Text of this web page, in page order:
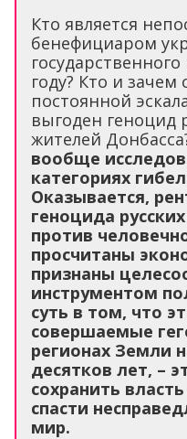
Кто является
бенефициаром
году? Кто и зачем
постоянной
выгоден геноцид
жителей
вообще
категориях
Оказывается,
геноцида
против
просчитаны
признаны
инструментом
суть в том, что
совершаемые
регионах Земли
десятков лет, –
сохранить
спасти
мир.